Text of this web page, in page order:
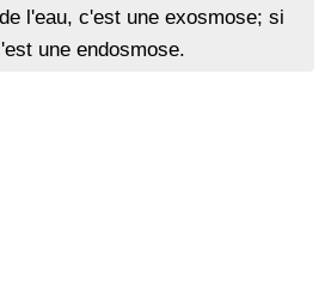
l'eau, c'est une exosmose; si
une endosmose.